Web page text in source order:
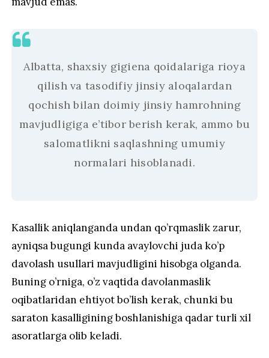
Albatta, shaxsiy gigiena qoidalariga rioya
qilish va tasodifiy jinsiy aloqalardan
qochish bilan doimiy jinsiy hamrohning
mavjudligiga e’tibor berish kerak, ammo bu
salomatlikni saqlashning umumiy
normalari hisoblanadi.
Kasallik aniqlanganda undan qo’rqmaslik zarur,
ayniqsa bugungi kunda avaylovchi juda ko’p
davolash usullari mavjudligini hisobga olganda.
Buning o’rniga, o’z vaqtida davolanmaslik
oqibatlaridan ehtiyot bo’lish kerak, chunki bu
saraton kasalligining boshlanishiga qadar turli xil
asoratlarga olib keladi.